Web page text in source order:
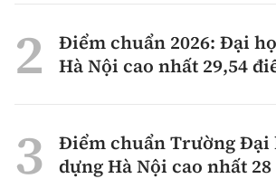
Điểm chuẩn 2026: Đại
Hà Nội cao nhất 29,54
Điểm chuẩn Trường Đại
dựng Hà Nội cao nhất 28